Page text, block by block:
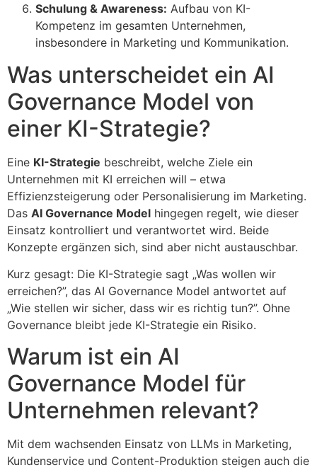
Schulung & Awareness: Aufbau von KI-
Kompetenz im gesamten Unternehmen,
insbesondere in Marketing und Kommunikation.
Was unterscheidet ein AI
Governance Model von
einer KI-Strategie?
Eine KI-Strategie beschreibt, welche Ziele ein
Unternehmen mit KI erreichen will – etwa
Effizienzsteigerung oder Personalisierung im Marketing.
Das AI Governance Model hingegen regelt, wie dieser
Einsatz kontrolliert und verantwortet wird. Beide
Konzepte ergänzen sich, sind aber nicht austauschbar.
Kurz gesagt: Die KI-Strategie sagt „Was wollen wir
erreichen?”, das AI Governance Model antwortet auf
„Wie stellen wir sicher, dass wir es richtig tun?”. Ohne
Governance bleibt jede KI-Strategie ein Risiko.
Warum ist ein AI
Governance Model für
Unternehmen relevant?
Mit dem wachsenden Einsatz von LLMs in Marketing,
Kundenservice und Content-Produktion steigen auch die